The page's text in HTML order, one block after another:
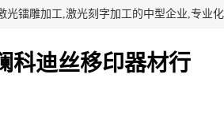
镭雕加工,激光刻字加工的中型企业,专业
科迪丝移印器材行